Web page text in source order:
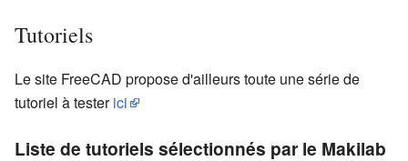
Tutoriels
Le site FreeCAD propose d'ailleurs toute une série de
tutoriel à testerici
Liste de tutoriels sélectionnés par le Makilab